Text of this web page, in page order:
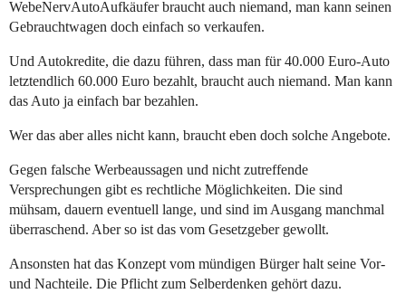
WebeNervAutoAufkäufer braucht auch niemand, man kann seinen
Gebrauchtwagen doch einfach so verkaufen.
Und Autokredite, die dazu führen, dass man für 40.000 Euro-Auto
letztendlich 60.000 Euro bezahlt, braucht auch niemand. Man kann
das Auto ja einfach bar bezahlen.
Wer das aber alles nicht kann, braucht eben doch solche Angebote.
Gegen falsche Werbeaussagen und nicht zutreffende
Versprechungen gibt es rechtliche Möglichkeiten. Die sind
mühsam, dauern eventuell lange, und sind im Ausgang manchmal
überraschend. Aber so ist das vom Gesetzgeber gewollt.
Ansonsten hat das Konzept vom mündigen Bürger halt seine Vor-
und Nachteile. Die Pflicht zum Selberdenken gehört dazu.